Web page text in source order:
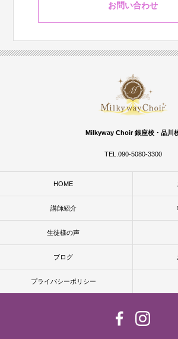
お問い合わせ
Milkyway Choir 銀座校・品川
TEL.090-5080-3300
HOME
講師紹介
生徒様の声
ブログ
プライバシーポリシー